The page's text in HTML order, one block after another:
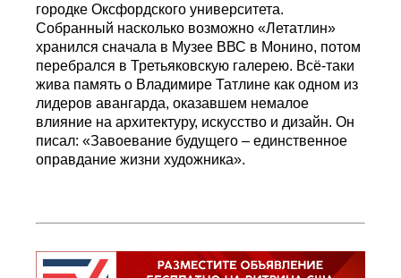
городке Оксфордского университета.
Собранный насколько возможно «Летатлин»
хранился сначала в Музее ВВС в Монино, потом
перебрался в Третьяковскую галерею. Всё-таки
жива память о Владимире Татлине как одном из
лидеров авангарда, оказавшем немалое
влияние на архитектуру, искусство и дизайн. Он
писал: «Завоевание будущего – единственное
оправдание жизни художника».